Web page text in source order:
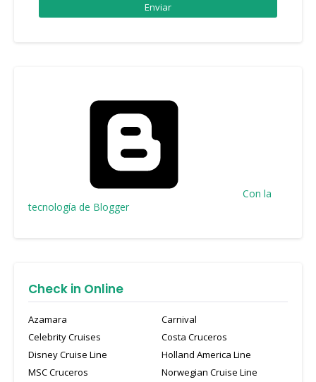
Con la
tecnología de Blogger
Check in Online
Azamara
Carnival
Celebrity Cruises
Costa Cruceros
Disney Cruise Line
Holland America Line
MSC Cruceros
Norwegian Cruise Line